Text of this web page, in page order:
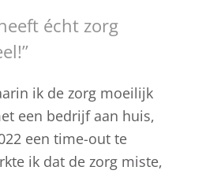
écht zorg
ik de zorg moeilijk
een bedrijf aan huis,
een time-out te
ik dat de zorg miste,